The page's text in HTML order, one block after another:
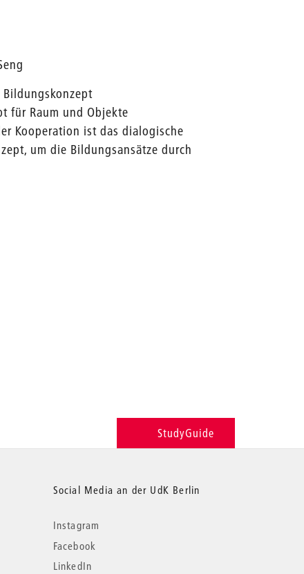
für Raum und Objekte
Kooperation ist das dialogische
um die Bildungsansätze durch
StudyGuide
Social Media an der UdK Berlin
Instagram
Facebook
LinkedIn